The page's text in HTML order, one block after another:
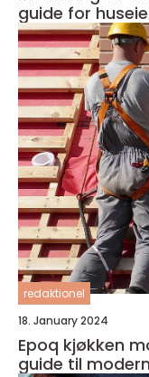
guide for
redaktionel
18. January 2024
Epoq kjøkken
guide til